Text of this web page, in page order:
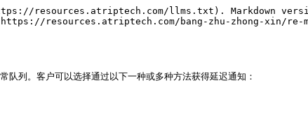
resources.atriptech.com/llms.txt). Markdown
resources.atriptech.com/bang-zhu-zhong-
列。客户可以选择通过以下一种或多种方法获得延迟通知：